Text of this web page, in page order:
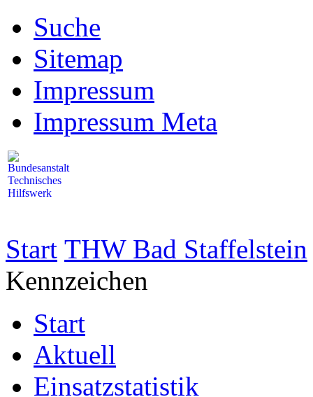
Suche
Sitemap
Impressum
Impressum Meta
Start THW Bad Staffelstein
Kennzeichen
Start
Aktuell
Einsatzstatistik